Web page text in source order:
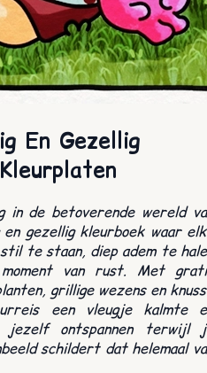
En Gezellig
in de betoverende wereld
gezellig kleurboek waar
te staan, diep adem te
van rust. Met
grillige wezens en
een vleugje kalmte
ontspannen terwijl
schildert dat helemaal